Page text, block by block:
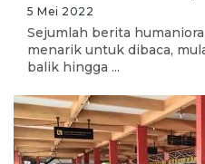
5 Mei 2022
Sejumlah berita
menarik untuk dibaca,
balik hingga ...